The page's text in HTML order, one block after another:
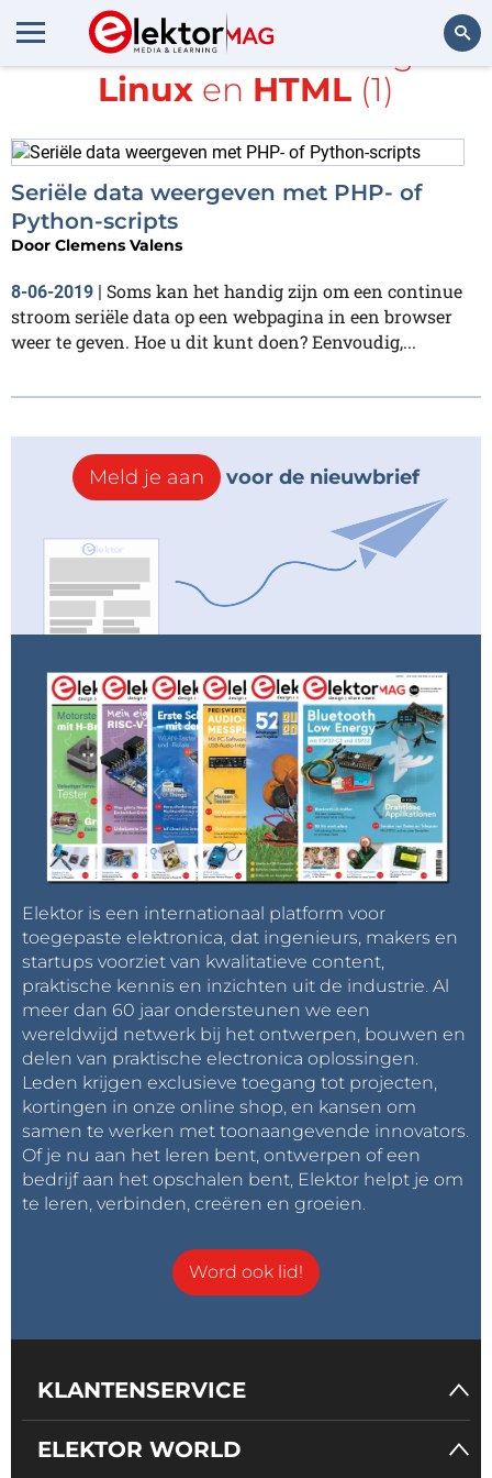
Alle items met de tags
Linux en HTML (1)
Seriële data weergeven met PHP- of
Python-scripts
Door Clemens Valens
8-06-2019 | Soms kan het handig zijn om een continue
stroom seriële data op een webpagina in een browser
weer te geven. Hoe u dit kunt doen? Eenvoudig,...
Meld je aan voor de nieuwbrief
Elektor is een internationaal platform voor
toegepaste elektronica, dat ingenieurs, makers en
startups voorziet van kwalitatieve content,
praktische kennis en inzichten uit de industrie. Al
meer dan 60 jaar ondersteunen we een
wereldwijd netwerk bij het ontwerpen, bouwen en
delen van praktische electronica oplossingen.
Leden krijgen exclusieve toegang tot projecten,
kortingen in onze online shop, en kansen om
samen te werken met toonaangevende innovators.
Of je nu aan het leren bent, ontwerpen of een
bedrijf aan het opschalen bent, Elektor helpt je om
te leren, verbinden, creëren en groeien.
Word ook lid!
KLANTENSERVICE
ELEKTOR WORLD